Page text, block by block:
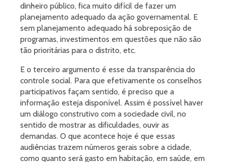
dinheiro público, fica muito difícil de fazer um
planejamento adequado da ação governamental. E
sem planejamento adequado há sobreposição de
programas, investimentos em questões que não são
tão prioritárias para o distrito, etc.
E o terceiro argumento é esse da transparência do
controle social. Para que efetivamente os conselhos
participativos façam sentido, é preciso que a
informação esteja disponível. Assim é possível haver
um diálogo construtivo com a sociedade civil, no
sentido de mostrar as dificuldades, ouvir as
demandas. O que acontece hoje é que essas
audiências trazem números gerais sobre a cidade,
como quanto será gasto em habitação, em saúde, em